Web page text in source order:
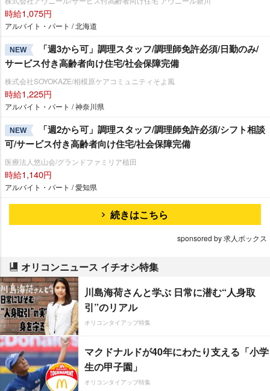
時給1,075円
アルバイト・パート / 北海道
NEW
「週3から可」調理スタッフ/調理師免許必須/日勤のみ/
サービス付き高齢者向け住宅/社会保障完備
株式会社SOYOKAZE/相模原ケアコミュニティそよ風
時給1,225円
アルバイト・パート / 神奈川県
NEW
「週2から可」調理スタッフ/調理師免許必須/シフト相談
可/サービス付き高齢者向け住宅/社会保障完備
医療法人悠山会/グランドファミリア植田
時給1,140円
アルバイト・パート / 愛知県
続きはこちら
sponsored by 求人ボックス
オリコンニュース イチオシ特集
川島海荷さんと学ぶ 日常に潜む“人身取
引”のリアル
オリコンタイアップ特集
マクドナルドが40年にわたり支える「小学
生の甲子園」
オリコンタイアップ特集